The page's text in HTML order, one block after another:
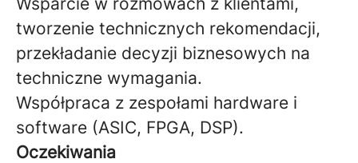
tworzenie technicznych rekomendacji,
przekładanie decyzji biznesowych na
techniczne wymagania.
Współpraca z zespołami hardware i
software (ASIC, FPGA, DSP).
Oczekiwania